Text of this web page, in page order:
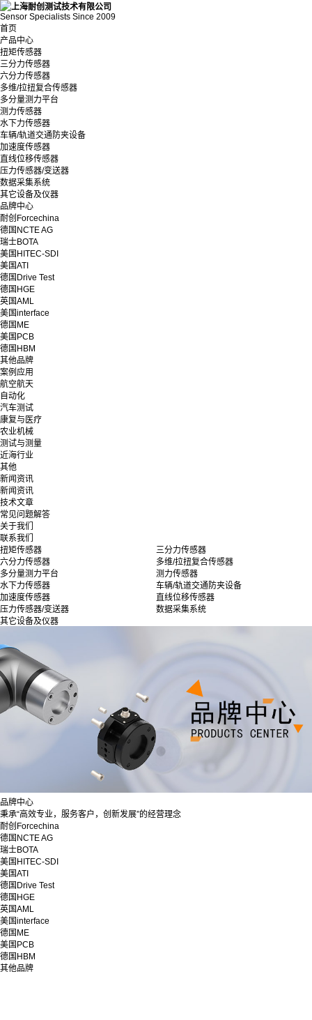
Sensor Specialists Since 2009
首页
产品中心
扭矩传感器
三分力传感器
六分力传感器
多维/拉扭复合传感器
多分量测力平台
测力传感器
水下力传感器
车辆/轨道交通防夹设备
加速度传感器
直线位移传感器
压力传感器/变送器
数据采集系统
其它设备及仪器
品牌中心
耐创Forcechina
德国NCTE AG
瑞士BOTA
美国HITEC-SDI
美国ATI
德国Drive Test
德国HGE
英国AML
美国interface
德国ME
美国PCB
德国HBM
其他品牌
案例应用
航空航天
自动化
汽车测试
康复与医疗
农业机械
测试与测量
近海行业
其他
新闻资讯
新闻资讯
技术文章
常见问题解答
关于我们
联系我们
扭矩传感器
三分力传感器
六分力传感器
多维/拉扭复合传感器
多分量测力平台
测力传感器
水下力传感器
车辆/轨道交通防夹设备
加速度传感器
直线位移传感器
压力传感器/变送器
数据采集系统
其它设备及仪器
品牌中心
秉承“高效专业，服务客户，创新发展”的经营理念
耐创Forcechina
德国NCTE AG
瑞士BOTA
美国HITEC-SDI
美国ATI
德国Drive Test
德国HGE
英国AML
美国interface
德国ME
美国PCB
德国HBM
其他品牌